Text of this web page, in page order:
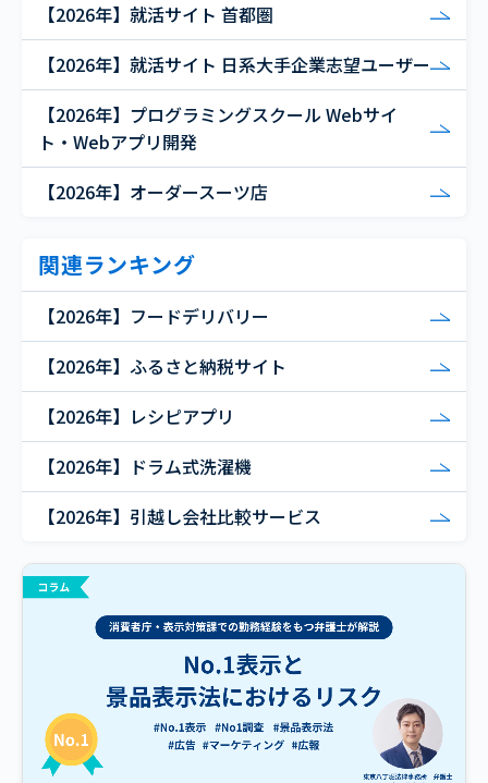
【2026年】就活サイト 首都圏
【2026年】就活サイト 日系大手企業志望ユーザー
【2026年】プログラミングスクール Webサイ
ト・Webアプリ開発
【2026年】オーダースーツ店
関連ランキング
【2026年】フードデリバリー
【2026年】ふるさと納税サイト
【2026年】レシピアプリ
【2026年】ドラム式洗濯機
【2026年】引越し会社比較サービス